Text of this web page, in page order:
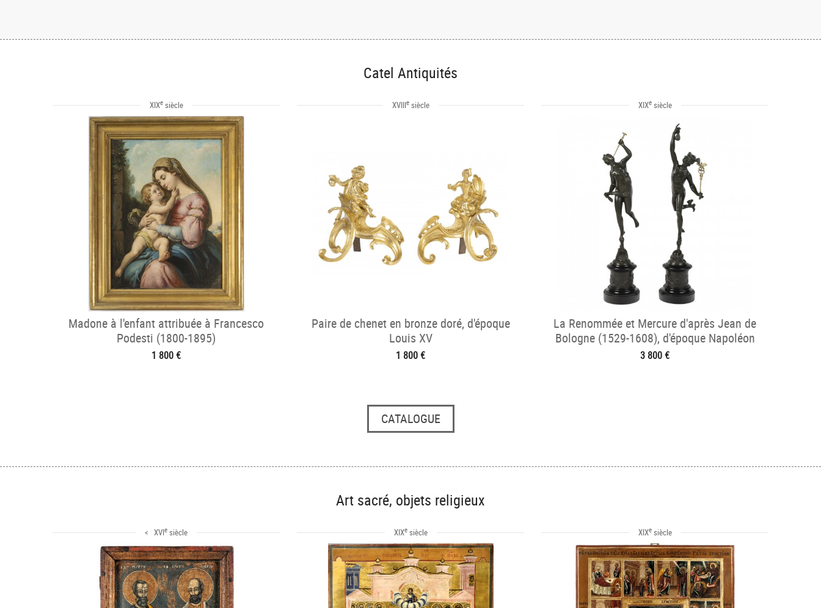
Catel Antiquités
XIXesiècle
Madone à l'enfant attribuée à Francesco
Podesti (1800-1895)
1 800 €
XVIIIesiècle
Paire de chenet en bronze doré, d'époque
Louis XV
1 800 €
XIXesiècle
La Renommée et Mercure d'après Jean de
Bologne (1529-1608), d'époque Napoléon
III
3 800 €
CATALOGUE
Art sacré, objets religieux
< XVIe siècle XIXesiècle XIXesiècle